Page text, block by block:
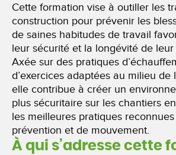
Cette formation vise à outiller les
construction pour prévenir les
de saines habitudes de travail
leur sécurité et la longévité de leur
Axée sur des pratiques
d’exercices adaptées au milieu de
elle contribue à créer un
plus sécuritaire sur les chantiers
les meilleures pratiques
prévention et de mouvement.
À qui s’adresse cette